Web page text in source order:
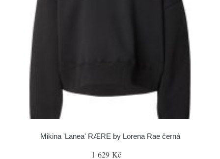
Mikina 'Lanea' RÆRE by Lorena Rae černá
1 629 Kč